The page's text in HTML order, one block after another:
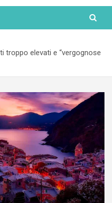
troppo elevati e “vergognose